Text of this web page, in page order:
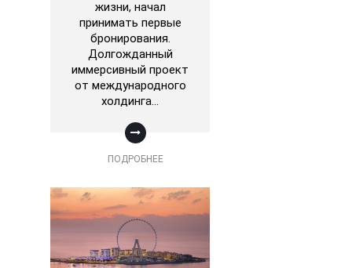
жизни, начал
принимать первые
бронирования.
Долгожданный
иммерсивный проект
от международного
холдинга…
ПОДРОБНЕЕ